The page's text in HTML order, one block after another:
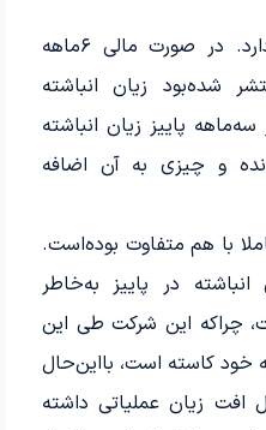
اما ماجرا روی دیگری هم دارد. در صورت مالی ۶‌ماهه
شده‌بود زیان انباشته
در سه‌ماهه پاییز زیان انباشته
و چیزی به آن اضافه
با هم متفاوت بوده‌است.
در پاییز به‌خاطر
چراکه این شرکت طی این
خود کاسته است، بااین‌حال
امسال افت زیان عملیاتی داشته‌